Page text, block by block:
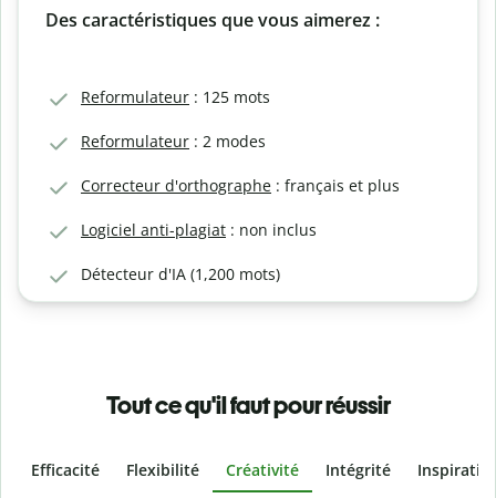
Des caractéristiques que vous aimerez :
Reformulateur : 125 mots
Reformulateur : 2 modes
Correcteur d'orthographe : français et plus
Logiciel anti-plagiat : non inclus
Détecteur d'IA (1,200 mots)
Tout ce qu'il faut pour réussir
Efficacité Flexibilité Créativité Intégrité